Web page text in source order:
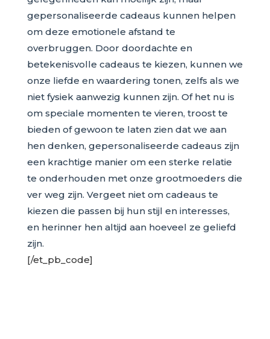
gepersonaliseerde cadeaus kunnen helpen
om deze emotionele afstand te
overbruggen. Door doordachte en
betekenisvolle cadeaus te kiezen, kunnen we
onze liefde en waardering tonen, zelfs als we
niet fysiek aanwezig kunnen zijn. Of het nu is
om speciale momenten te vieren, troost te
bieden of gewoon te laten zien dat we aan
hen denken, gepersonaliseerde cadeaus zijn
een krachtige manier om een sterke relatie
te onderhouden met onze grootmoeders die
ver weg zijn. Vergeet niet om cadeaus te
kiezen die passen bij hun stijl en interesses,
en herinner hen altijd aan hoeveel ze geliefd
zijn.
[/et_pb_code]